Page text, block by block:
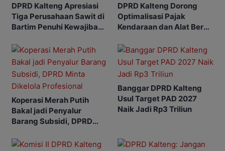
DPRD Kalteng Apresiasi
Tiga Perusahaan Sawit di
Bartim Penuhi Kewajiban
DPRD Kalteng Dorong
Optimalisasi Pajak
Kendaraan dan Alat Berat
Koperasi Merah Putih
Bakal jadi Penyalur
Barang Subsidi, DPRD
Banggar DPRD Kalteng
Usul Target PAD 2027
Naik Jadi Rp3 Triliun